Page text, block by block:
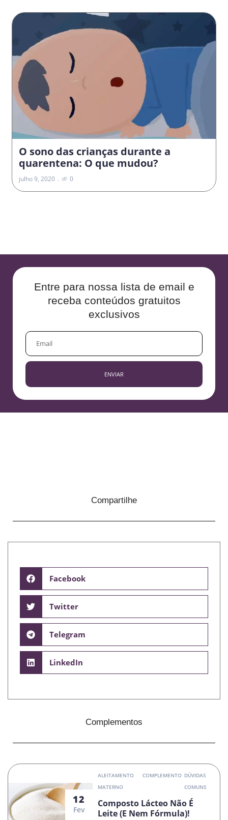
O sono das crianças durante a
quarentena: O que mudou?
julho 9, 2020 0
Entre para nossa lista de email e
receba conteúdos gratuitos
exclusivos
EMAIL
ENVIAR
Compartilhe
Facebook
Twitter
Telegram
LinkedIn
Complementos
12
Fev
ALEITAMENTO
MATERNO
COMPLEMENTO DÚVIDAS
COMUNS
Composto Lácteo Não É
Leite (e Nem Fórmula)!